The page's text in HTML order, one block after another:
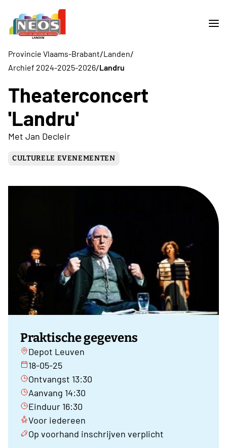
Provincie Vlaams-Brabant/Landen/
Archief 2024-2025-2026/Landru
Theaterconcert
'Landru'
Met Jan Decleir
CULTURELE EVENEMENTEN
Praktische gegevens
Depot Leuven
18-05-25
Ontvangst 13:30
Aanvang 14:30
Einduur 16:30
Voor iedereen
Op voorhand inschrijven verplicht